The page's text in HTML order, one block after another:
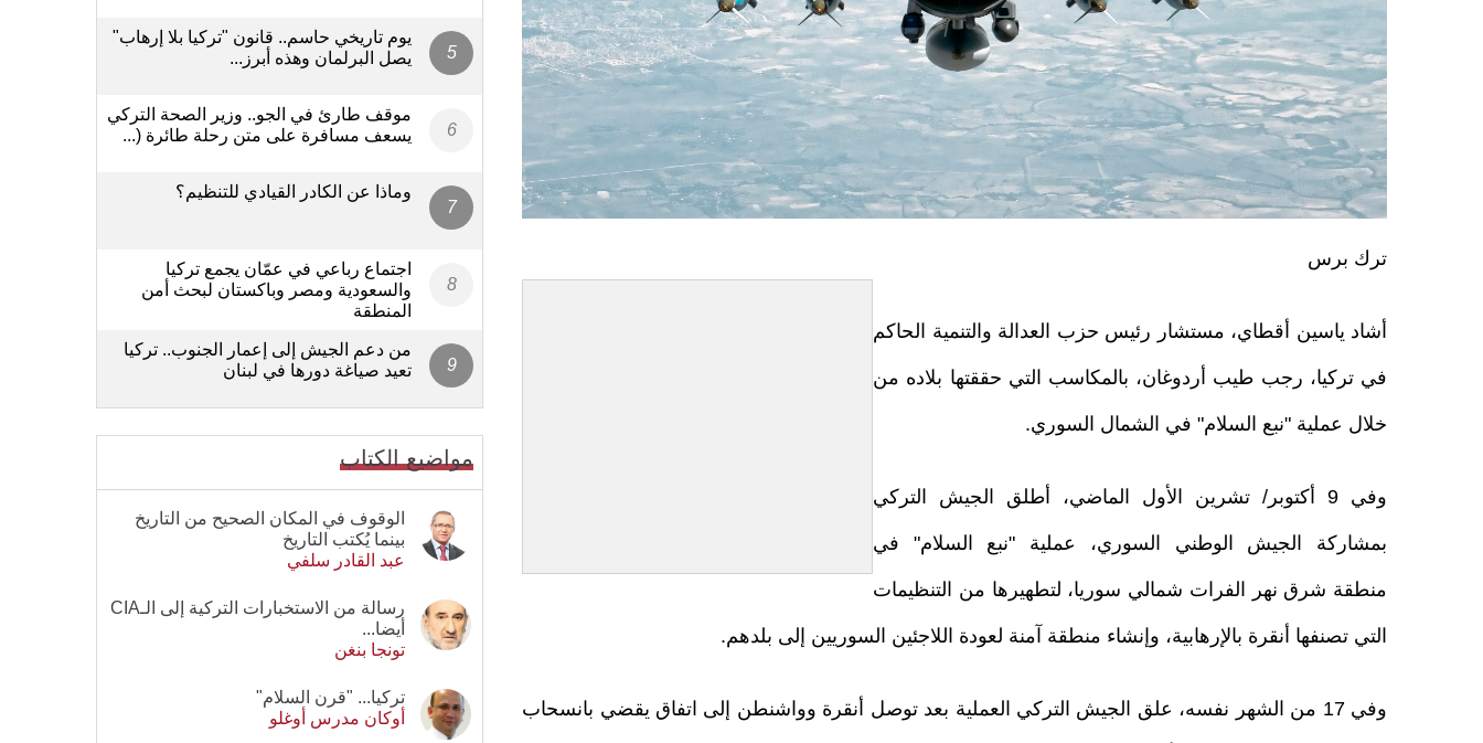
ترك برس
أشاد ياسين أقطاي، مستشار رئيس حزب العدالة والتنمية الحاكم
في تركيا، رجب طيب أردوغان، بالمكاسب التي حققتها بلاده من
خلال عملية "نبع السلام" في الشمال السوري.
وفي 9 أكتوبر/ تشرين الأول الماضي، أطلق الجيش التركي
بمشاركة الجيش الوطني السوري، عملية "نبع السلام" في
منطقة شرق نهر الفرات شمالي سوريا، لتطهيرها من التنظيمات
التي تصنفها أنقرة بالإرهابية، وإنشاء منطقة آمنة لعودة اللاجئين السوريين إلى بلدهم.
وفي 17 من الشهر نفسه، علق الجيش التركي العملية بعد توصل أنقرة وواشنطن إلى اتفاق يقضي بانسحاب
يوم تاريخي حاسم.. قانون "تركيا بلا إرهاب"
يصل البرلمان وهذه أبرز...
موقف طارئ في الجو.. وزير الصحة التركي
يسعف مسافرة على متن رحلة طائرة (...
وماذا عن الكادر القيادي للتنظيم؟
اجتماع رباعي في عمّان يجمع تركيا
والسعودية ومصر وباكستان لبحث أمن
المنطقة
من دعم الجيش إلى إعمار الجنوب.. تركيا
تعيد صياغة دورها في لبنان
مواضيع الكتاب
الوقوف في المكان الصحيح من التاريخ
بينما يُكتب التاريخ
عبد القادر سلفي
رسالة من الاستخبارات التركية إلى الـCIA
أيضا...
تونجا بنغن
تركيا... "قرن السلام"
أوكان مدرس أوغلو